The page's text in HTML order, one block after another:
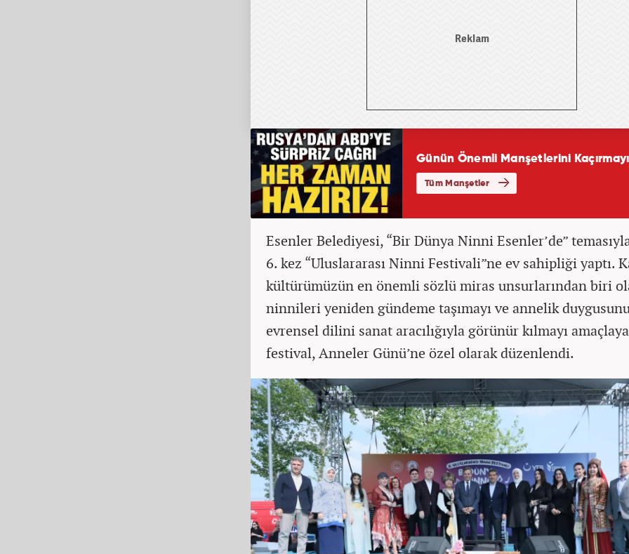
Esenler Belediyesi, “Bir Dünya Ninni Esenler’de”
6. kez “Uluslararası Ninni Festivali”ne ev sahipliği yaptı.
kültürümüzün en önemli sözlü miras unsurlarından biri
ninnileri yeniden gündeme taşımayı ve annelik
evrensel dilini sanat aracılığıyla görünür kılmayı
festival, Anneler Günü’ne özel olarak düzenlendi.